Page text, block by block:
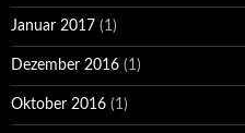
Januar 2017 (1)
Dezember 2016 (1)
Oktober 2016 (1)